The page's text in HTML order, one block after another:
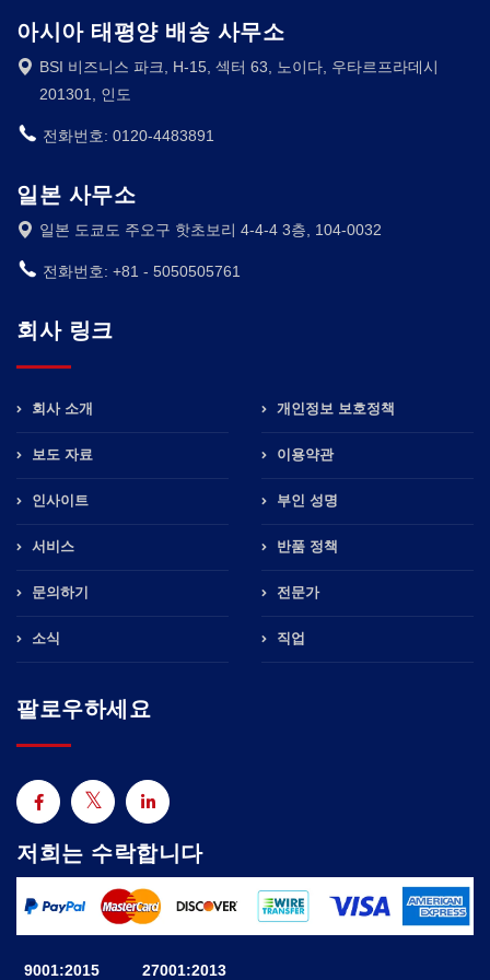
아시아 태평양 배송 사무소
BSI 비즈니스 파크, H-15, 섹터 63, 노이다, 우타르프라데시
201301, 인도
전화번호: 0120-4483891
일본 사무소
일본 도쿄도 주오구 핫초보리 4-4-4 3층, 104-0032
전화번호: +81 - 5050505761
회사 링크
회사 소개
보도 자료
인사이트
서비스
문의하기
소식
개인정보 보호정책
이용약관
부인 성명
반품 정책
전문가
직업
팔로우하세요
저희는 수락합니다
9001:2015 27001:2013